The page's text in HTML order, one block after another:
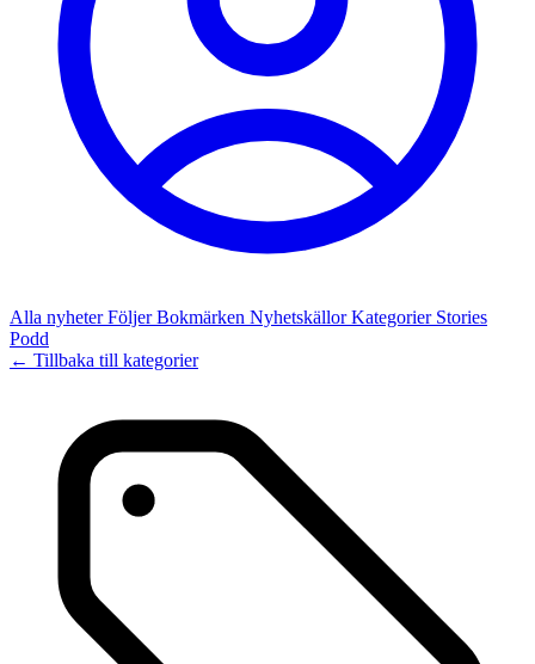
Alla nyheterFöljerBokmärken NyhetskällorKategorier Stories
Podd
← Tillbaka till kategorier